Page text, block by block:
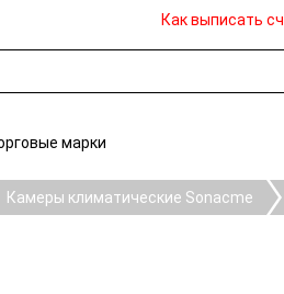
Как выписать
марки
Камеры климатические Sonacme